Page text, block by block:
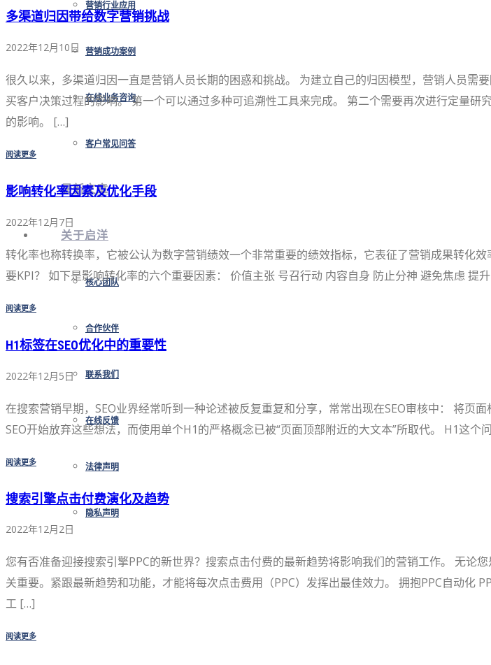
营销行业应用
营销成功案例
在线业务咨询
客户常见问答
最新文章
关于启洋
核心团队
合作伙伴
联系我们
在线反馈
法律声明
隐私声明
多渠道归因带给数字营销挑战
2022年12月10日
很久以来，多渠道归因一直是营销人员长期的困惑和挑战。 为建立自己的归因模型，营销人员需
买客户决策过程的影响。 第一个可以通过多种可追溯性工具来完成。 第二个需要再次进行定量
的影响。 […]
阅读更多
影响转化率因素及优化手段
2022年12月7日
转化率也称转换率，它被公认为数字营销绩效一个非常重要的绩效指标，它表征了营销成果转化
要KPI？ 如下是影响转化率的六个重要因素： 价值主张 号召行动 内容自身 防止分神 避免焦虑 提
阅读更多
H1标签在SEO优化中的重要性
2022年12月5日
在搜索营销早期，SEO业界经常听到一种论述被反复重复和分享，常常出现在SEO审核中： 将页
SEO开始放弃这些想法，而使用单个H1的严格概念已被“页面顶部附近的大文本”所取代。 H1这
阅读更多
搜索引擎点击付费演化及趋势
2022年12月2日
您有否准备迎接搜索引擎PPC的新世界？搜索点击付费的最新趋势将影响我们的营销工作。 无论
关重要。紧跟最新趋势和功能，才能将每次点击费用（PPC）发挥出最佳效力。 拥抱PPC自动化
工 […]
阅读更多